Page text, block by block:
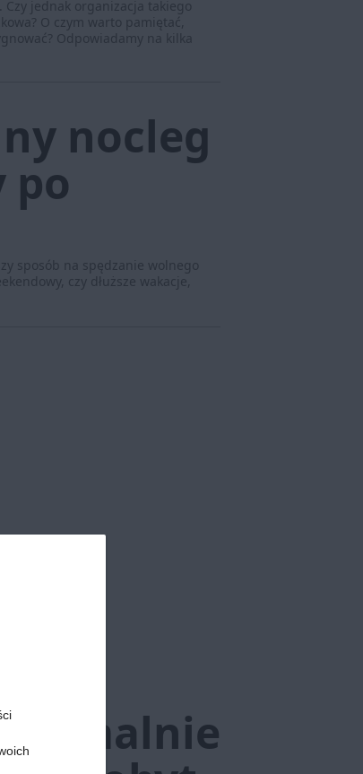
jednak organizacja takiego
O czym warto pamiętać,
Odpowiadamy na kilka
nocleg
po
sposób na spędzanie wolnego
czy dłuższe wakacje,